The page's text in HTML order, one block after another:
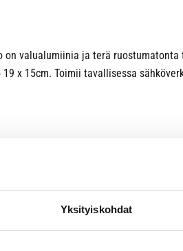
Yksityiskohdat
valualumiinia ja terä
x 15cm. Toimii tavallisessa